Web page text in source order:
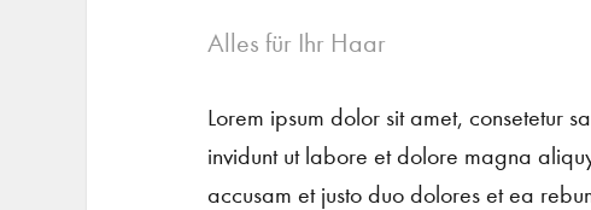
Alles für Ihr Haar
Lorem ipsum dolor sit amet, consetetur
invidunt ut labore et dolore magna
accusam et justo duo dolores et ea